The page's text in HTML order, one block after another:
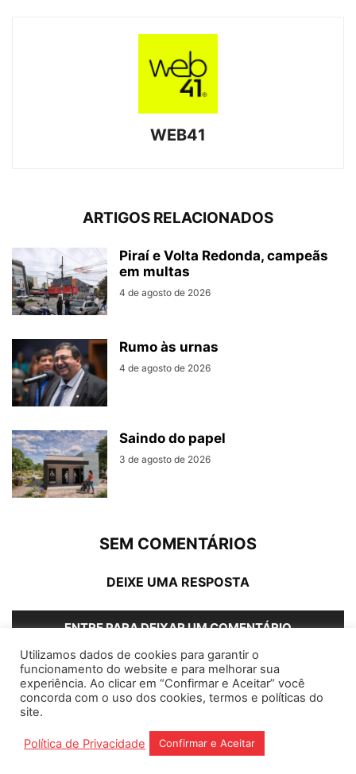
WEB41
ARTIGOS RELACIONADOS
Piraí e Volta Redonda, campeãs
em multas
4 de agosto de 2026
Rumo às urnas
4 de agosto de 2026
Saindo do papel
3 de agosto de 2026
SEM COMENTÁRIOS
DEIXE UMA RESPOSTA
ENTRE PARA DEIXAR UM COMENTÁRIO
Home Editorias Coluna Social Grampos
Fale conosco Assinantes
Utilizamos dados de cookies para garantir o
funcionamento do website e para melhorar sua
experiência. Ao clicar em “Confirmar e Aceitar” você
concorda com o uso dos cookies, termos e políticas do
site.
Política de Privacidade Confirmar e Aceitar